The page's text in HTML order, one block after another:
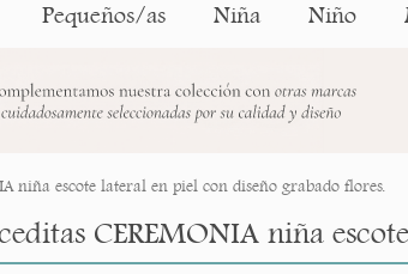
Pequeños/as Niña Niño
niña escote lateral en piel con diseño grabado flores.
CEREMONIA niña